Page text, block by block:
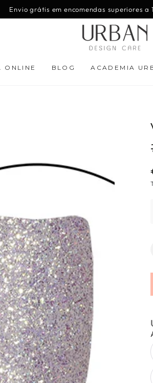
Envio grátis em encomendas superiores
ONLINE BLOG ACADEMIA